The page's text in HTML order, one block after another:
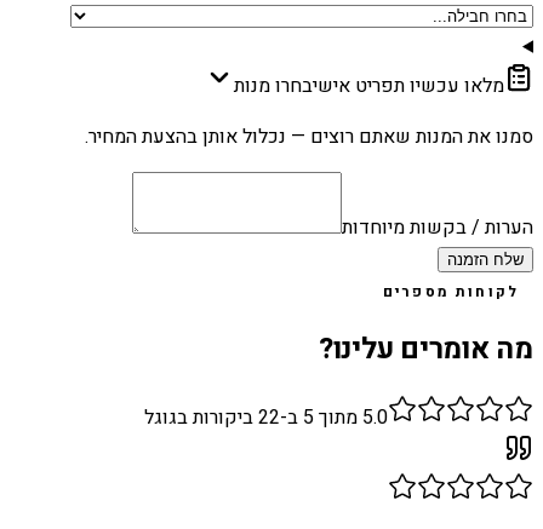
מלאו עכשיו תפריט אישיבחרו מנות
סמנו את המנות שאתם רוצים — נכלול אותן בהצעת המחיר.
הערות / בקשות מיוחדות
שלח הזמנה
לקוחות מספרים
מה אומרים עלינו?
5.0 מתוך 5 ב- 22ביקורות בגוגל